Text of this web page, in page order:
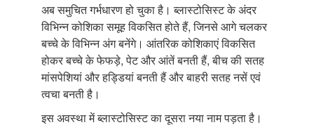
अब समुचित गर्भधारण हो चुका है। ब्लास्टोसिस्ट के अंदर
विभिन्न कोशिका समूह विकसित होते हैं, जिनसे आगे चलकर
बच्चे के विभिन्न अंग बनेंगे। आंतरिक कोशिकाएं विकसित
होकर बच्चे के फेफड़े, पेट और आंतें बनती हैं, बीच की सतह
मांसपेशियां और हड्डियां बनती हैं और बाहरी सतह नसें एवं
त्वचा बनती है।
इस अवस्था में ब्लास्टोसिस्ट का दूसरा नया नाम पड़ता है।